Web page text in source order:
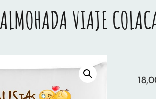
ALMOHADA VIAJE